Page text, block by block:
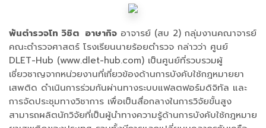
พันตำรวจโท วิชิต อาษากิจ อาจารย์ (สบ 2) กลุ่มงานคณาจารย์
คณะตำรวจศาสตร์ โรงเรียนนายร้อยตำรวจ กล่าวว่า ศูนย์
DLET-Hub (www.dlet-hub.com) เป็นศูนย์ที่รวบรวมผู้
เชี่ยวชาญจากหน่วยงานที่เกี่ยวข้องด้านการบังคับใช้กฎหมายยา
เสพติด ดำเนินการร่วมกันผ่านทางระบบแฟลตฟอร์มดิจิทัล และ
การจัดประชุมทางวิชาการ เพื่อเป็นสื่อกลางในการวิจัยขั้นสูง
สามารถผลิตนักวิจัยที่เป็นผู้นำทางความรู้ด้านการบังคับใช้กฎหมาย